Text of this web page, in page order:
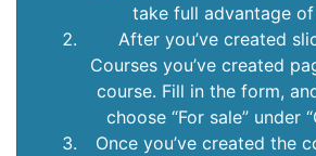
take full advantage
After you’ve created
Courses you’ve created
course. Fill in the form,
choose “For sale” under
Once you’ve created the